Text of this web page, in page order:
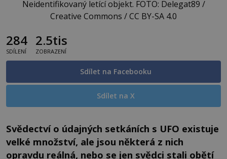
Neidentifikovaný letící objekt. FOTO: Delegat89 /
Creative Commons / CC BY-SA 4.0
284
SDÍLENÍ
2.5tis
ZOBRAZENÍ
Sdílet na Facebooku
Sdílet na X
Svědectví o údajných setkáních s UFO existuje
velké množství, ale jsou některá z nich
opravdu reálná, nebo se jen svědci stali obětí